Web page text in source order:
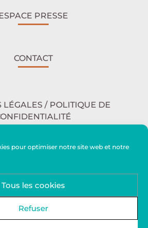
pour optimiser notre site web et notre
Tous les cookies
Refuser
PRESSE
CONTACT
LÉGALES / POLITIQUE DE